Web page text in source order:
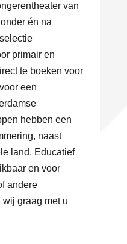
van
én na
primair en
te boeken voor
een
hebben een
naast
land. Educatief
en voor
andere
graag met u